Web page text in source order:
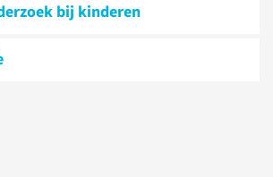
bij kinderen